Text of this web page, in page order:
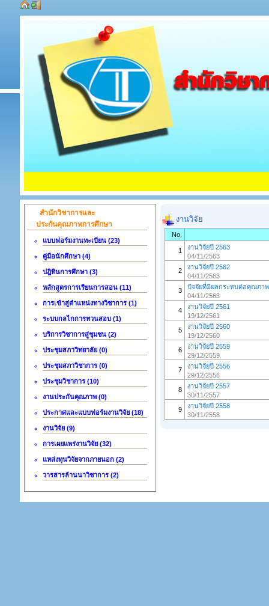
สำนักวิชาการและ
ประกันคุณภาพการศึกษา
แบบฟอร์มงานทะเบียน (23)
คู่มือนักศึกษา (4)
ปฎิทินการศึกษา (3)
หลักสูตรการเรียนการสอน (11)
การเข้าสู่ตำแหน่งทางวิชาการ (1)
ระบบกลไกการทวนสอบ (1)
บริการวิชาการสู่ชุมชน (2)
ประชุมสภาวิทยาลัย (0)
ประชุมสภาวิชาการ (0)
ประชุมวิชาการ (10)
งานประกันคุณภาพ (0)
ประกาศและแบบฟอร์มงานวิจัย (18)
งานวิจัย (9)
การเผยแพร่งานวิจัย (32)
แหล่งทุนวิจัยจากภายนอก (2)
วารสารล้านนาวิชาการ (2)
งานวิจัย
No.
1
งานวิจัยปี 2563
04/11/2563
2
งานวิจัยปี 2562
04/11/2563
3
ปัจจัยที่มีผลกระทบต่อคุณภา
04/11/2563
4
งานวิจัยปี 2561
19/12/2561
5
งานวิจัยปี 2560
19/12/2560
6
งานวิจัยปี 2559
29/12/2559
7
งานวิจัยปี 2556
29/12/2556
8
งานวิจัยปี 2557
30/11/2557
9
งานวิจัยปี 2558
30/11/2558